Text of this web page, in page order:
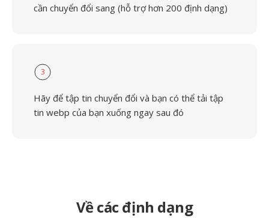
cần chuyển đổi sang (hỗ trợ hơn 200 định dạng)
3
Hãy để tập tin chuyển đổi và bạn có thể tải tập
tin webp của bạn xuống ngay sau đó
Về các định dạng